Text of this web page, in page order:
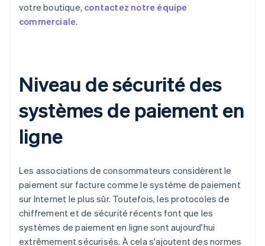
votre boutique, contactez notre équipe
commerciale.
Niveau de sécurité des
systèmes de paiement en
ligne
Les associations de consommateurs considèrent le
paiement sur facture comme le système de paiement
sur Internet le plus sûr. Toutefois, les protocoles de
chiffrement et de sécurité récents font que les
systèmes de paiement en ligne sont aujourd'hui
extrêmement sécurisés. À cela s'ajoutent des normes